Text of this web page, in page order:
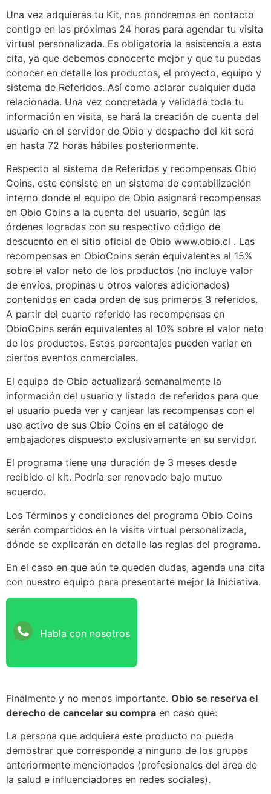
Una vez adquieras tu Kit, nos pondremos en contacto
contigo en las próximas 24 horas para agendar tu visita
virtual personalizada. Es obligatoria la asistencia a esta
cita, ya que debemos conocerte mejor y que tu puedas
conocer en detalle los productos, el proyecto, equipo y
sistema de Referidos. Así como aclarar cualquier duda
relacionada. Una vez concretada y validada toda tu
información en visita, se hará la creación de cuenta del
usuario en el servidor de Obio y despacho del kit será
en hasta 72 horas hábiles posteriormente.
Respecto al sistema de Referidos y recompensas Obio
Coins, este consiste en un sistema de contabilización
interno donde el equipo de Obio asignará recompensas
en Obio Coins a la cuenta del usuario, según las
órdenes logradas con su respectivo código de
descuento en el sitio oficial de Obio www.obio.cl . Las
recompensas en ObioCoins serán equivalentes al 15%
sobre el valor neto de los productos (no incluye valor
de envíos, propinas u otros valores adicionados)
contenidos en cada orden de sus primeros 3 referidos.
A partir del cuarto referido las recompensas en
ObioCoins serán equivalentes al 10% sobre el valor neto
de los productos. Estos porcentajes pueden variar en
ciertos eventos comerciales.
El equipo de Obio actualizará semanalmente la
información del usuario y listado de referidos para que
el usuario pueda ver y canjear las recompensas con el
uso activo de sus Obio Coins en el catálogo de
embajadores dispuesto exclusivamente en su servidor.
El programa tiene una duración de 3 meses desde
recibido el kit. Podría ser renovado bajo mutuo
acuerdo.
Los Términos y condiciones del programa Obio Coins
serán compartidos en la visita virtual personalizada,
dónde se explicarán en detalle las reglas del programa.
En el caso en que aún te queden dudas, agenda una cita
con nuestro equipo para presentarte mejor la Iniciativa.
Habla con nosotros
Finalmente y no menos importante. Obio se reserva el
derecho de cancelar su compra en caso que:
La persona que adquiera este producto no pueda
demostrar que corresponde a ninguno de los grupos
anteriormente mencionados (profesionales del área de
la salud e influenciadores en redes sociales).